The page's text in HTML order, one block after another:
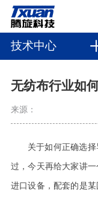
技术中心
无纺布行业如
来源：
关于如何正确选
过，今天再给大家讲
进口设备，配套的是